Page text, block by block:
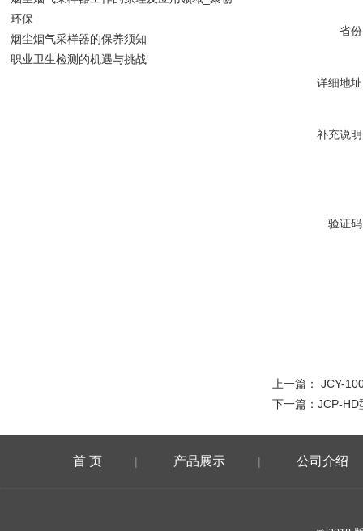
省
详细地
补充说
验证
上一篇： JCY-
下一篇： JCP-HD
环保
烟尘烟气采样器的保养须知
职业卫生检测的机遇与挑战
首 页 | 产品展示 | 公司介绍